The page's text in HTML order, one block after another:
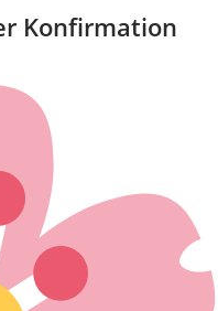
Konfirmation